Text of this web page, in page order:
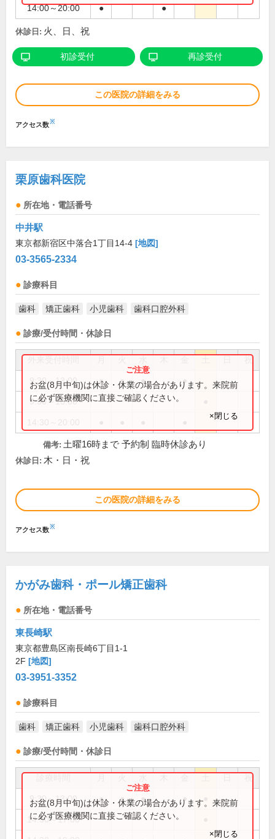
14:00～20:00 ● ●
休診日: 火、日、祝
初診受付 再診受付
この医院の詳細をみる
アクセス数※
栗原歯科医院
所在地・電話番号
中井駅
東京都新宿区中落合1丁目14-4 [地図]
03-3565-2334
診療科目
歯科 矯正歯科 小児歯科 歯科口腔外科
診療/受付時間・休診日
祝
9:30～13:00 ● ● ● ●
9:30～16:00
お盆(8月中旬)は休診・休業の場合があります。来院前
に必ず医療機関に直接ご確認ください。
×閉じる
備考: 土曜16時まで 予約制 臨時休診あり
休診日: 木・日・祝
この医院の詳細をみる
アクセス数※
かがみ歯科・ポール矯正歯科
所在地・電話番号
東長崎駅
東京都豊島区南長崎6丁目1-1
2F [地図]
03-3951-3352
診療科目
歯科 矯正歯科 小児歯科 歯科口腔外科
診療/受付時間・休診日
祝
9:30～13:00 ● ● ● ●
14:30～17:00
お盆(8月中旬)は休診・休業の場合があります。来院前
に必ず医療機関に直接ご確認ください。
×閉じる